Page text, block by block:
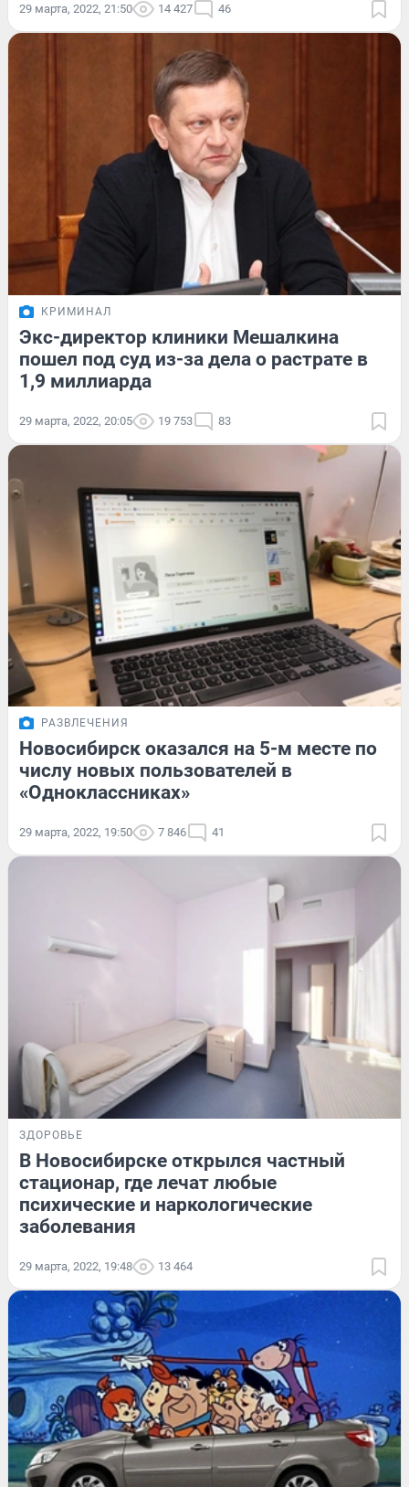
29 марта, 2022, 21:50 14 427 46
КРИМИНАЛ
Экс-директор клиники Мешалкина
пошел под суд из-за дела о растрате в
1,9 миллиарда
29 марта, 2022, 20:05 19 753 83
РАЗВЛЕЧЕНИЯ
Новосибирск оказался на 5-м месте по
числу новых пользователей в
«Одноклассниках»
29 марта, 2022, 19:50 7 846 41
ЗДОРОВЬЕ
В Новосибирске открылся частный
стационар, где лечат любые
психические и наркологические
заболевания
29 марта, 2022, 19:48 13 464